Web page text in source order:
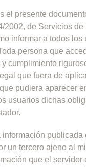
el presente
2002, de Servicios de
informar a todos los
persona que
cumplimiento
que fuera de
pudiera aparecer
usuarios dichas
publicada
un tercero ajeno al
que el servidor